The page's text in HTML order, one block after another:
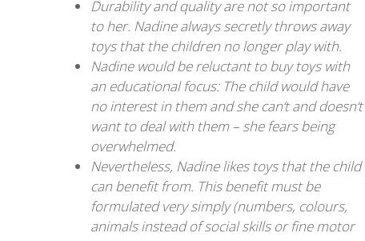
Durability and quality are not so important
to her. Nadine always secretly throws away
toys that the children no longer play with.
Nadine would be reluctant to buy toys with
an educational focus: The child would have
no interest in them and she can‘t and doesn‘t
want to deal with them – she fears being
overwhelmed.
Nevertheless, Nadine likes toys that the child
can benefit from. This benefit must be
formulated very simply (numbers, colours,
animals instead of social skills or fine motor